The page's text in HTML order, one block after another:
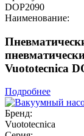
DOP2090
Наименование:
Vuototecnica
Подробнее
Бренд:
Vuototecnica